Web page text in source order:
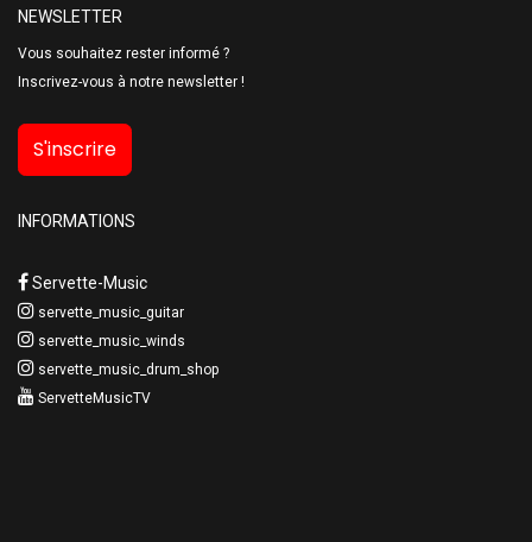
NEWSLETTER
Vous souhaitez rester informé ?
Inscrivez-vous à notre newsletter !
S'inscrire
INFORMATIONS
Servette-Music
servette_music_guitar
servette_music_winds
servette_music_drum_shop
ServetteMusicTV